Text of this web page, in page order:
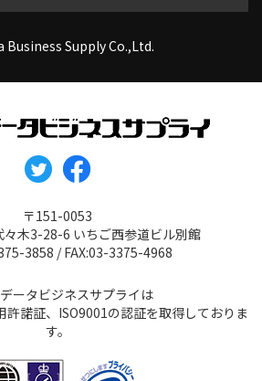
Business Supply Co.,Ltd.
〒151-0053
々木3-28-6 いちご西参道ビル別館
3858 / FAX:03-3375-4968
データビジネスサプライは
許諾証、ISO9001の認証を取得しておりま
す。